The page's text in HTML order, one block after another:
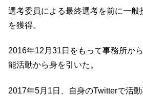
選考委員による最終選考を前に一
を獲得。
2016年12月31日をもって事務所か
能活動から身を引いた。
2017年5月1日、自身のTwitterで活動